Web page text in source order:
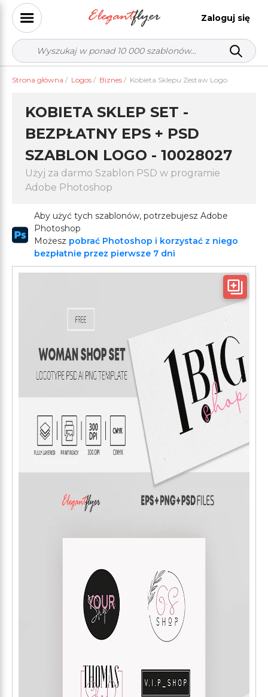
Zaloguj się
Strona główna / Logos / Biznes / Kobieta Sklepu Zestaw Logo
KOBIETA SKLEP SET -
BEZPŁATNY EPS + PSD
SZABLON LOGO - 10028027
Użyj za darmo Szablon PSD w programie
Adobe Photoshop
Aby użyć tych szablonów, potrzebujesz Adobe
Photoshop
Możesz pobrać Photoshop i korzystać z niego
bezpłatnie przez pierwsze 7 dni